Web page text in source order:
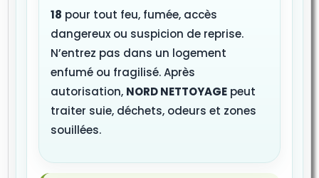
18 pour tout feu, fumée, accès
dangereux ou suspicion de reprise.
N’entrez pas dans un logement
enfumé ou fragilisé. Après
autorisation, NORD NETTOYAGE peut
traiter suie, déchets, odeurs et zones
souillées.